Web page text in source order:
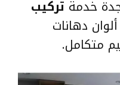
خدمة تركيب
دهانات
متكامل.